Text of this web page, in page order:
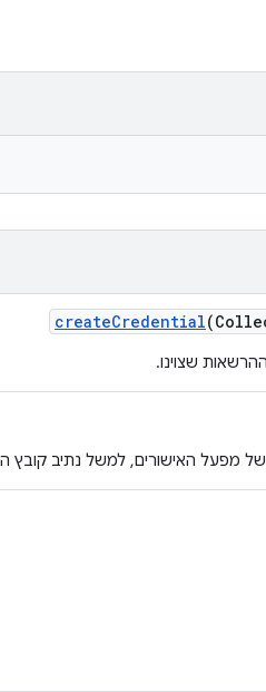
createCredential
שצוינו.
מפעל האישורים, למשל נתיב קובץ